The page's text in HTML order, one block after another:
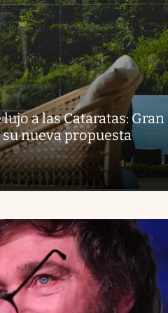
lujo a las Cataratas: Gran
nueva propuesta